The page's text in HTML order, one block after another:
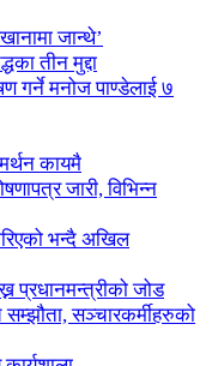
जान्थे’
तीन मुद्दा
गर्ने मनोज पाण्डेलाई ७
कायमै
जारी, विभिन्न
भन्दै अखिल
प्रधानमन्त्रीको जोड
सञ्चारकर्मीहरुको